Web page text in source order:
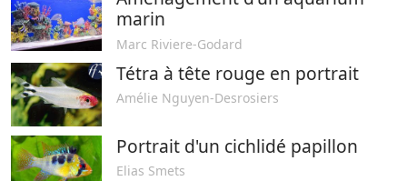
marin
Marc Riviere-Godard
Tétra à tête rouge en portrait
Amélie Nguyen-Desrosiers
Portrait d'un cichlidé papillon
Elias Smets